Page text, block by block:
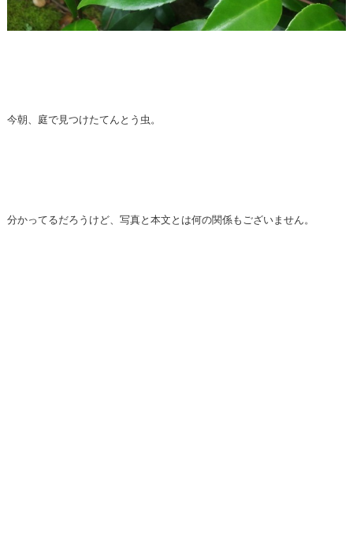
今朝、庭で見つけたてんとう虫。
分かってるだろうけど、写真と本文とは何の関係もございません。